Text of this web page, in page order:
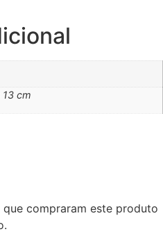
13 cm
compraram este produto